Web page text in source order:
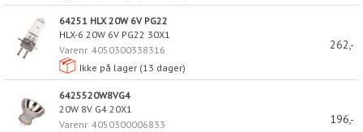
64251 HLX 20W 6V PG22
HLX-6 20W 6V PG22 30X1
Varenr 4050300338316
Ikke på lager (13 dager)
262,-
6425520W8VG4
20W 8V G4 20X1
Varenr 4050300006833
196,-